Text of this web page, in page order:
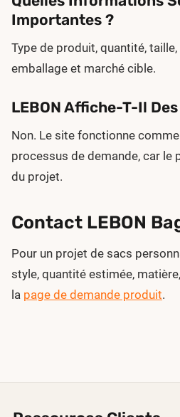
Importantes ?
Type de produit, quantité,
emballage et marché cible.
LEBON Affiche-T-Il
Non. Le site fonctionne
processus de demande, car le
du projet.
Contact LEBON
Pour un projet de sacs
style, quantité estimée,
la page de demande produit.